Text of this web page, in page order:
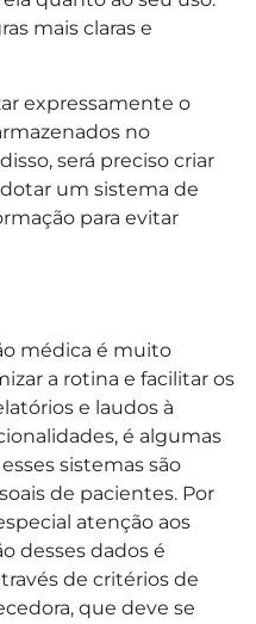
mais claras e
expressamente o
no
será preciso criar
um sistema de
para evitar
médica é muito
a rotina e facilitar os
e laudos à
é algumas
sistemas são
de pacientes. Por
atenção aos
desses dados é
de critérios de
que deve se